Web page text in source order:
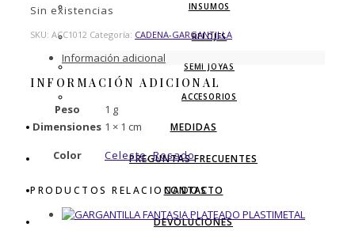
INSUMOS
RELOJES
SEMI JOYAS
ACCESORIOS
MEDIDAS
PREGUNTAS FRECUENTES
CONTACTO
DEVOLUCIONES
Sin existencias
SKU: ACC1012 Categoría: CADENA-GARGANTILLA
Información adicional
INFORMACIÓN ADICIONAL
Peso
1 g
Dimensiones 1 × 1 cm
Color
Celeste,Rosado
PRODUCTOS RELACIONADOS